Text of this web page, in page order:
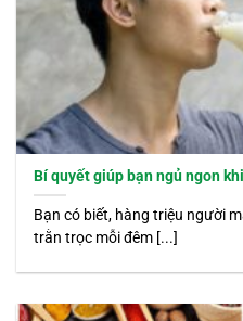
Bí quyết giúp bạn ngủ ngon
Bạn có biết, hàng triệu người
trằn trọc mỗi đêm [...]